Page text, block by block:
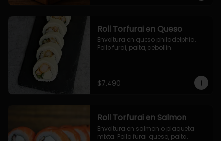
Roll Torfurai en Queso
Envoltura en queso philadelphia.
Pollo furai, palta, cebollin.
$7.490
Roll Torfurai en Salmon
Envoltura en salmon o plaqueta
mixta. Pollo furai, queso, palta.